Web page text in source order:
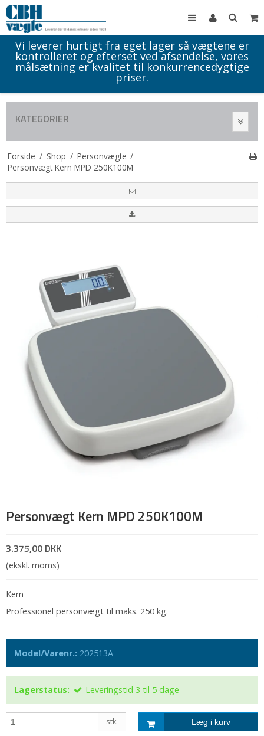
Vi leverer hurtigt fra eget lager så vægtene er
kontrolleret og efterset ved afsendelse, vores
målsætning er kvalitet til konkurrencedygtige
priser.
KATEGORIER
Forside / Shop / Personvægte /
Personvægt Kern MPD 250K100M
Personvægt Kern MPD 250K100M
3.375,00 DKK
(ekskl. moms)
Kern
Professionel personvægt til maks. 250 kg.
Model/Varenr.: 202513A
Lagerstatus: Leveringstid 3 til 5 dage
stk. Læg i kurv